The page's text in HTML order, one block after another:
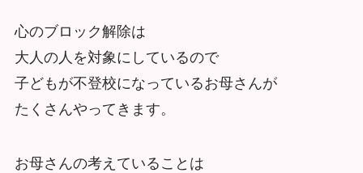
心のブロック解除は
大人の人を対象にしているので
子どもが不登校になっているお母さんが
たくさんやってきます。
お母さんの考えていることは